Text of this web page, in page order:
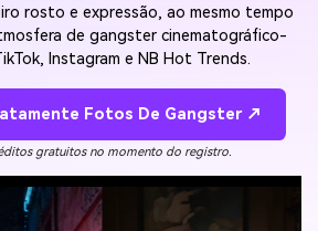
rosto e expressão, ao mesmo tempo
de gangster cinematográfico-
Instagram e NB Hot Trends.
Fotos De Gangster ↗
gratuitos no momento do registro.